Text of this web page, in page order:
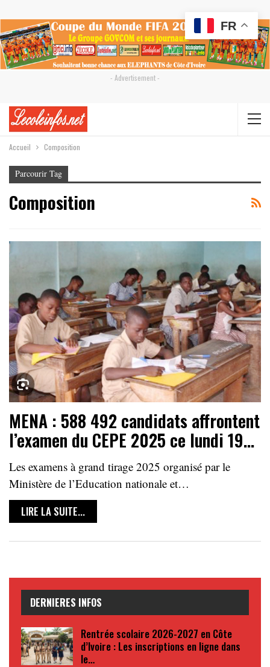
- Advertisement -
Accueil Composition
Parcourir Tag
Composition
MENA : 588 492 candidats affrontent
l’examen du CEPE 2025 ce lundi 19…
Les examens à grand tirage 2025 organisé par le
Ministère de l’Education nationale et…
LIRE LA SUITE...
DERNIERES INFOS
Rentrée scolaire 2026-2027 en Côte
d’Ivoire : Les inscriptions en ligne dans
le…
FR